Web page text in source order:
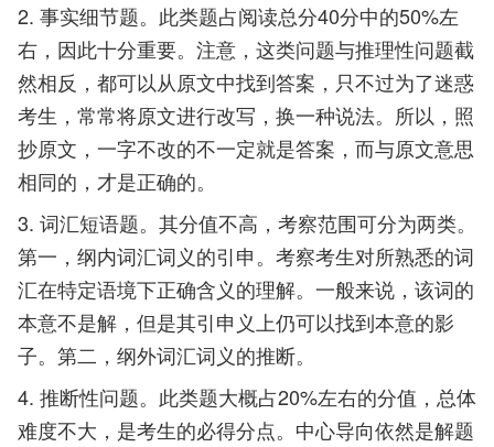
2. 事实细节题。此类题占阅读总分40分中的50%左
右，因此十分重要。注意，这类问题与推理性问题截
然相反，都可以从原文中找到答案，只不过为了迷惑
考生，常常将原文进行改写，换一种说法。所以，照
抄原文，一字不改的不一定就是答案，而与原文意思
相同的，才是正确的。
3. 词汇短语题。其分值不高，考察范围可分为两类。
第一，纲内词汇词义的引申。考察考生对所熟悉的词
汇在特定语境下正确含义的理解。一般来说，该词的
本意不是解，但是其引申义上仍可以找到本意的影
子。第二，纲外词汇词义的推断。
4. 推断性问题。此类题大概占20%左右的分值，总体
难度不大，是考生的必得分点。中心导向依然是解题